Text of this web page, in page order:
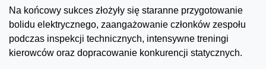
Na końcowy sukces złożyły się staranne przygotowanie
bolidu elektrycznego, zaangażowanie członków zespołu
podczas inspekcji technicznych, intensywne treningi
kierowców oraz dopracowanie konkurencji statycznych.